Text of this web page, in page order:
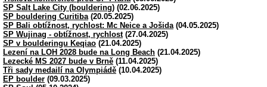
SP Salt Lake City (bouldering) (02.06.2025)
SP bouldering Curitiba (20.05.2025)
SP Bali obtížnost, rychlost: Mc Neice a Jošida (04.05.2025)
SP Wujinag - obtížnost, rychlost(27.04.2025)
SP v boulderingu Keqiao (21.04.2025)
Lezení na LOH 2028 bude na Long Beach (21.04.2025)
Lezecké MS 2027 bude v Brně (11.04.2025)
Tři sady medailí na Olympiádě (10.04.2025)
EP boulder (09.03.2025)